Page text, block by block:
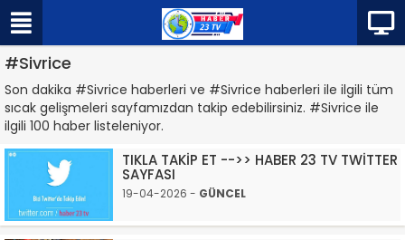
#Sivrice
Son dakika #Sivrice haberleri ve #Sivrice haberleri ile ilgili tüm
sıcak gelişmeleri sayfamızdan takip edebilirsiniz. #Sivrice ile
ilgili 100 haber listeleniyor.
TIKLA TAKİP ET -->> HABER 23 TV TWİTTER
SAYFASI
19-04-2026 - GÜNCEL